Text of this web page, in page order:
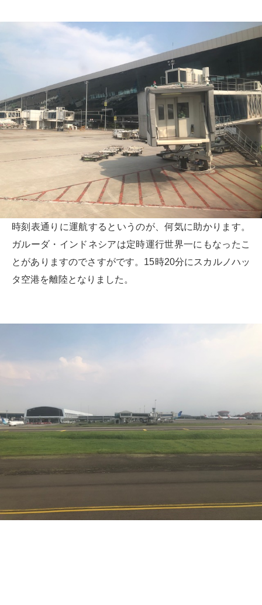
時刻表通りに運航するというのが、何気に助かります。
ガルーダ・インドネシアは定時運行世界一にもなったこ
とがありますのでさすがです。15時20分にスカルノハッ
タ空港を離陸となりました。